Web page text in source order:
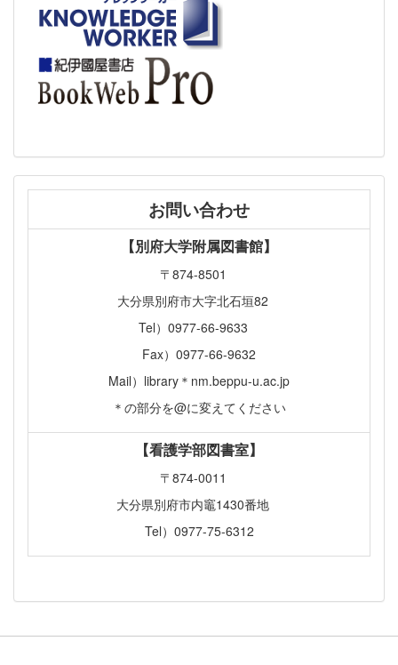
お問い合わせ
【別府大学附属図書館】
〒874-8501
大分県別府市大字北石垣82
Tel）0977-66-9633
Fax）0977-66-9632
Mail）library＊nm.beppu-u.ac.jp
＊の部分を@に変えてください
【看護学部図書室】
〒874-0011
大分県別府市内竈1430番地
Tel）0977-75-6312